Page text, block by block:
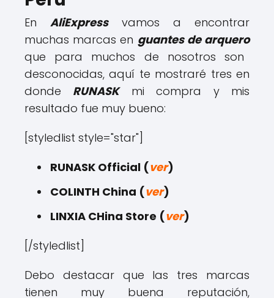
En AliExpressvamos a encontrar
muchas marcas en guantes de arquero
que para muchos de nosotros son
desconocidas, aquí te mostraré tres en
donde RUNASKmi compra y mis
resultado fue muy bueno:
[styledlist style="star"]
RUNASK Official (ver)
COLINTH China (ver)
LINXIA CHina Store (ver)
[/styledlist]
Debo destacar que las tres marcas
tienen muy buena reputación,